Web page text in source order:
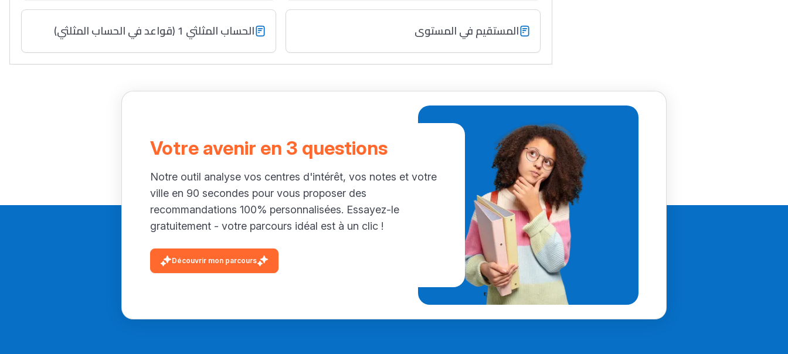
المستقيم في المستوى الحساب المثلثي 1 (قواعد في الحساب المثلثي)
Votre avenir en 3 questions
Notre outil analyse vos centres d'intérêt, vos notes et votre
ville en 90 secondes pour vous proposer des
recommandations 100% personnalisées. Essayez-le
gratuitement - votre parcours idéal est à un clic !
Découvrir mon parcours